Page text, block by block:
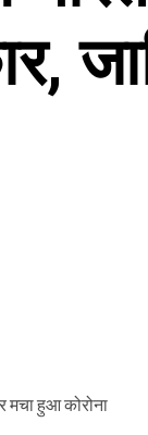
मचा हुआ कोरोना